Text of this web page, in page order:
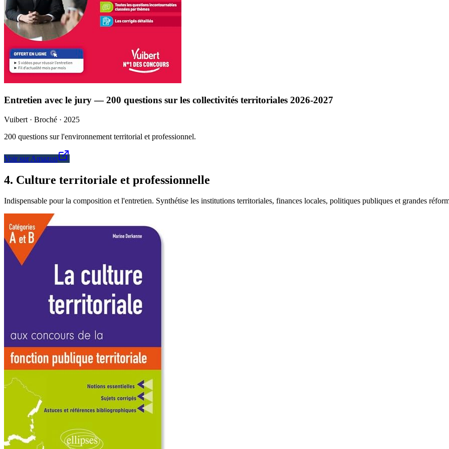
Entretien avec le jury — 200 questions sur les collectivités territoriales 2026-2027
Vuibert · Broché · 2025
200 questions sur l'environnement territorial et professionnel.
Voir sur Amazon
4. Culture territoriale et professionnelle
Indispensable pour la composition et l'entretien. Synthétise les institutions territoriales, finances locales, politiques publiques et grandes